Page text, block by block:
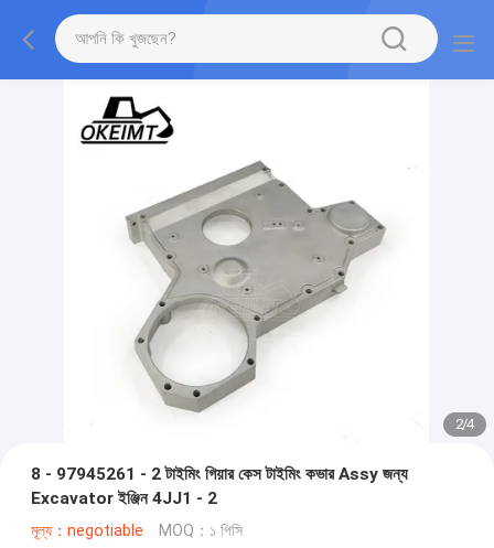
2/4
8 - 97945261 - 2 টাইমিং গিয়ার কেস টাইমিং কভার Assy জন্য
Excavator ইঞ্জিন 4JJ1 - 2
মূল্য：negotiable MOQ：১ পিসি